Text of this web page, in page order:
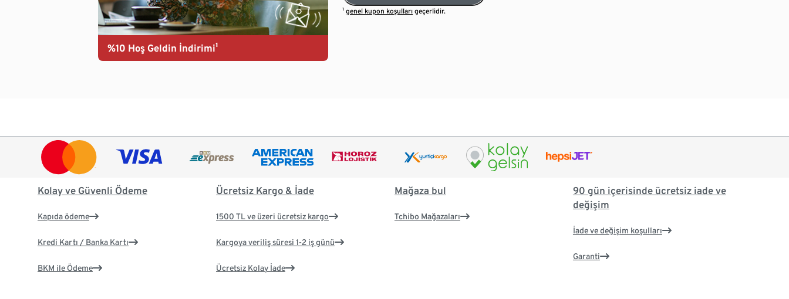
%10 Hoş Geldin İndirimi¹
¹genel kupon koşulları geçerlidir.
Kolay ve Güvenli Ödeme
Kapıda ödeme
Kredi Kartı / Banka Kartı
BKM ile Ödeme
Ücretsiz Kargo & İade
1500 TL ve üzeri ücretsiz kargo
Kargoya veriliş süresi 1-2 iş günü
Ücretsiz Kolay İade
Mağaza bul
Tchibo Mağazaları
90 gün içerisinde ücretsiz iade ve
değişim
İade ve değişim koşulları
Garanti